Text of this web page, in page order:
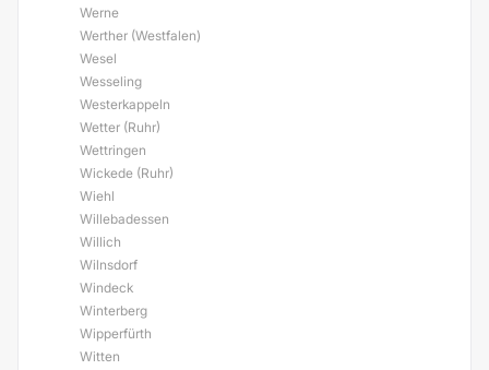
Werne
Werther (Westfalen)
Wesel
Wesseling
Westerkappeln
Wetter (Ruhr)
Wettringen
Wickede (Ruhr)
Wiehl
Willebadessen
Willich
Wilnsdorf
Windeck
Winterberg
Wipperfürth
Witten